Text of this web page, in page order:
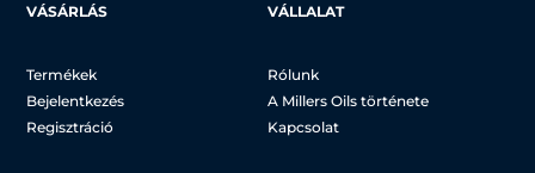
VÁSÁRLÁS
Termékek
Bejelentkezés
Regisztráció
VÁLLALAT
Rólunk
A Millers Oils története
Kapcsolat